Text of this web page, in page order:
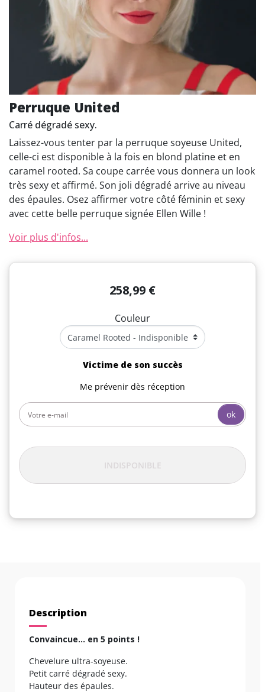
Perruque United
Carré dégradé sexy.
Laissez-vous tenter par la perruque soyeuse United,
celle-ci est disponible à la fois en blond platine et en
caramel rooted. Sa coupe carrée vous donnera un look
très sexy et affirmé. Son joli dégradé arrive au niveau
des épaules. Osez affirmer votre côté féminin et sexy
avec cette belle perruque signée Ellen Wille !
Voir plus d'infos...
258,99 €
Couleur
Victime de son succès
Me prévenir dès réception
ok
INDISPONIBLE
Description
Convaincue… en 5 points !
Chevelure ultra-soyeuse.
Petit carré dégradé sexy.
Hauteur des épaules.